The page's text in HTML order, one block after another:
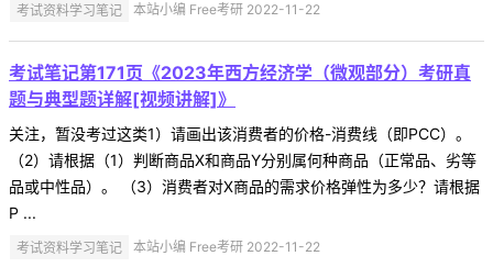
考试资料学习笔记 本站小编 Free考研 2022-11-22
考试笔记第171页《2023年西方经济学（微观部分）考研真
题与典型题详解[视频讲解]》
关注，暂没考过这类1）请画出该消费者的价格-消费线（即PCC）。
（2）请根据（1）判断商品X和商品Y分别属何种商品（正常品、劣等
品或中性品）。 （3）消费者对X商品的需求价格弹性为多少？请根据
P ...
考试资料学习笔记 本站小编 Free考研 2022-11-22